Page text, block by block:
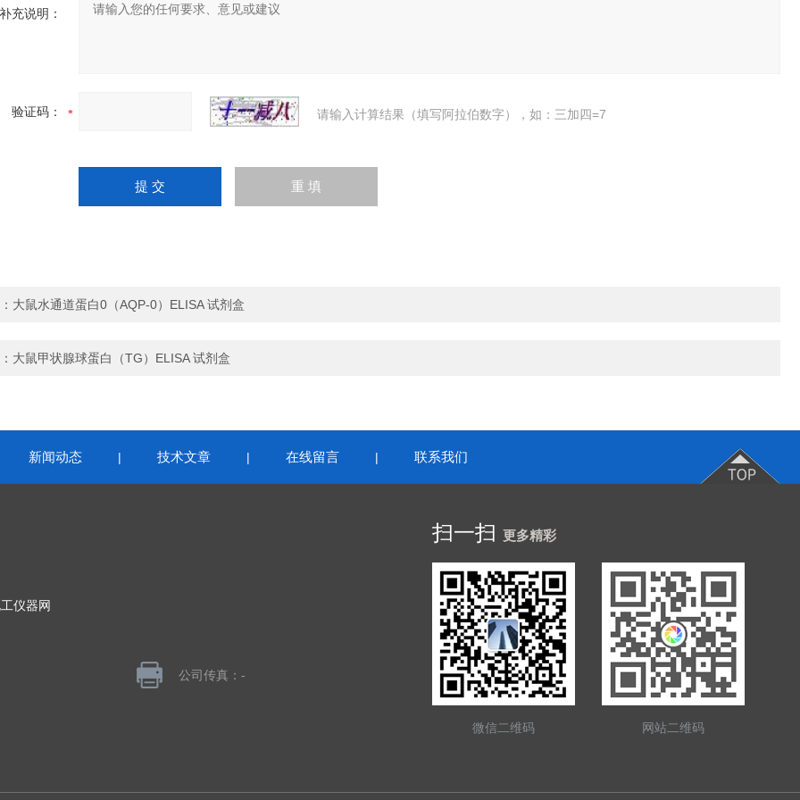
补充说明：
验证码： 请输入计算结果（填写阿拉伯数字），如：三加四=7
大鼠水通道蛋白0（AQP-0）ELISA 试剂盒
大鼠甲状腺球蛋白（TG）ELISA 试剂盒
新闻动态 | 技术文章 | 在线留言 | 联系我们
仪器网
公司传真：-
扫一扫 更多精彩
微信二维码 网站二维码